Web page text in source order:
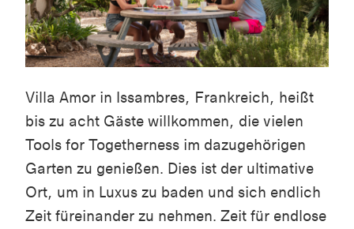
Villa Amor in Issambres, Frankreich, heißt
bis zu acht Gäste willkommen, die vielen
Tools for Togetherness im dazugehörigen
Garten zu genießen. Dies ist der ultimative
Ort, um in Luxus zu baden und sich endlich
Zeit füreinander zu nehmen. Zeit für endlose